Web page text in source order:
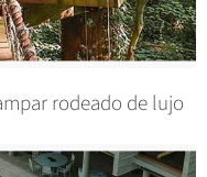
rodeado de lujo